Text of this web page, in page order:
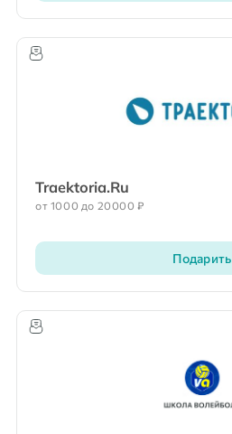
Traektoria.Ru
от 1000 до 20000 ₽
Подарить